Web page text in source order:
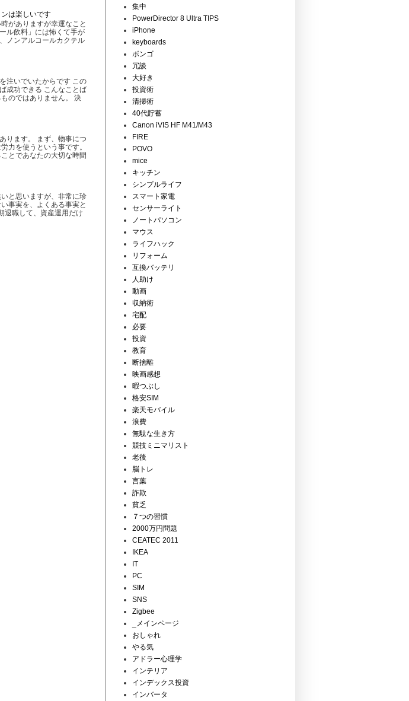
は楽しいです
がありますが幸運なこと
ル飲料」には怖くて手が
ノンアルコールカクテル
注いでいたからです この
成功できる こんなことば
のではありません。 決
ります。 まず、物事につ
力を使うという事です。
とであなたの大切な時間
と思いますが、非常に珍
事実を、よくある事実と
退職して、資産運用だけ
集中
PowerDirector 8 Ultra TIPS
iPhone
keyboards
ボンゴ
冗談
大好き
投資術
清掃術
40代貯蓄
Canon iVIS HF M41/M43
FIRE
POVO
mice
キッチン
シンプルライフ
スマート家電
センサーライト
ノートパソコン
マウス
ライフハック
リフォーム
互換バッテリ
人助け
動画
収納術
宅配
必要
投資
教育
断捨離
映画感想
暇つぶし
格安SIM
楽天モバイル
浪費
無駄な生き方
競技ミニマリスト
老後
脳トレ
言葉
詐欺
貧乏
７つの習慣
2000万円問題
CEATEC 2011
IKEA
IT
PC
SIM
SNS
Zigbee
_メインページ
おしゃれ
やる気
アドラー心理学
インテリア
インデックス投資
インバータ